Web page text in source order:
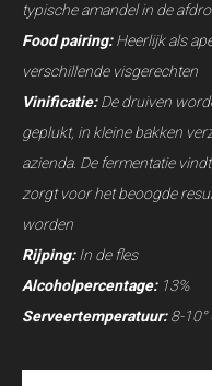
typische amandel in de
Food pairing:Heerlijk als
verschillende visgerechten
Vinificatie:De druiven
geplukt, in kleine bakken
azienda. De fermentatie
zorgt voor het beoogde
worden
Rijping:In de fles
Alcoholpercentage:13%
Serveertemperatuur:8-10°